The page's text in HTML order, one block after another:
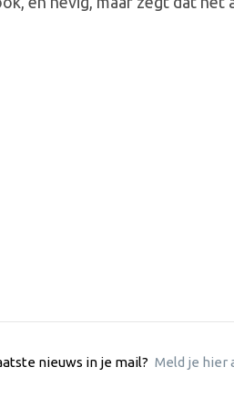
nieuws in je mail? Meld je hier